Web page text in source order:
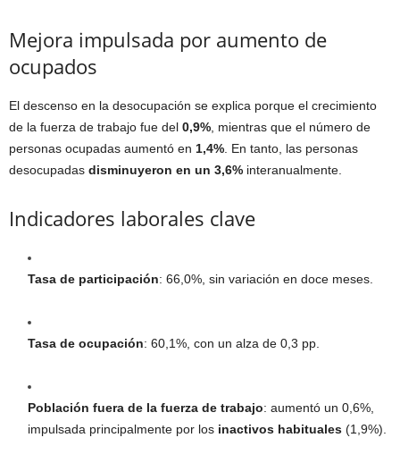
Mejora impulsada por aumento de
ocupados
El descenso en la desocupación se explica porque el crecimiento
de la fuerza de trabajo fue del 0,9%, mientras que el número de
personas ocupadas aumentó en 1,4%. En tanto, las personas
desocupadas disminuyeron en un 3,6% interanualmente.
Indicadores laborales clave
Tasa de participación: 66,0%, sin variación en doce meses.
Tasa de ocupación: 60,1%, con un alza de 0,3 pp.
Población fuera de la fuerza de trabajo: aumentó un 0,6%,
impulsada principalmente por los inactivos habituales (1,9%).